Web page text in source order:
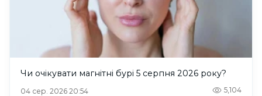
Чи очікувати магнітні бурі 5 серпня 2026 року?
04 сер. 2026 20:54 5,104